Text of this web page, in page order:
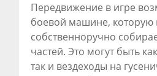
Передвижение в игре
боевой машине, которую
собственноручно
частей. Это могут быть
так и вездеходы на